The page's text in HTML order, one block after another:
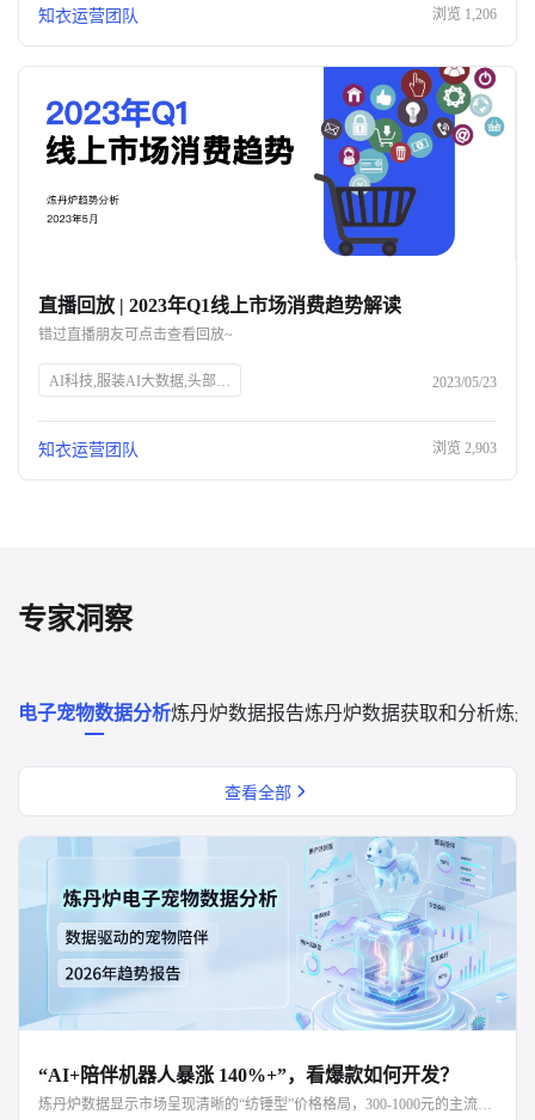
知衣运营团队 浏览 1,206
直播回放 | 2023年Q1线上市场消费趋势解读
错过直播朋友可点击查看回放~
AI科技,服装AI大数据,头部企业,知衣科技,官网SEO 2023/05/23
知衣运营团队 浏览 2,903
专家洞察
电子宠物数据分析炼丹炉数据报告炼丹炉数据获取和分析炼
查看全部
“AI+陪伴机器人暴涨 140%+”，看爆款如何开发？
炼丹炉数据显示市场呈现清晰的“纺锤型”价格格局，300-1000元的主流价位段最受青睐，反映出用户追求“性价比”与“功能体验平衡”的消费心理。值得注意的是，核心消费者以成年女性为主，与潮玩消费群体高度重合，凸显了其情感消费属性。竞争格局上，技术派、潮玩派与母婴派同场竞技，但未来胜负手在于能否在特定场景中，通过精准的“人设”打造与情绪洞察，赢得用户信任。文章最后重点指出了儿童、银发和宠物三大垂直场景的差异化发展路径，预示着赛道将从通用陪伴向满足深度个性化需求的“垂直深耕”演进。